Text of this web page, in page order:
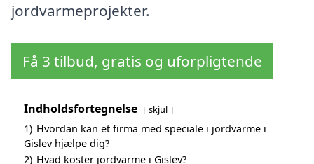
jordvarmeprojekter.
Få 3 tilbud, gratis og uforpligtende
Indholdsfortegnelse skjul
1) Hvordan kan et firma med speciale i jordvarme i
Gislev hjælpe dig?
2) Hvad koster jordvarme i Gislev?